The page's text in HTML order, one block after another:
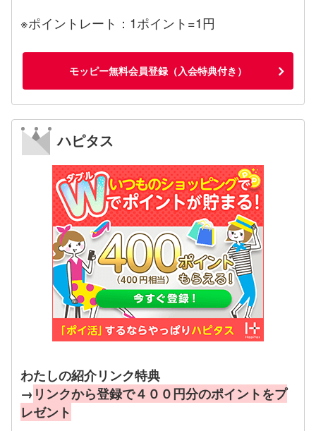
※ポイントレート：1ポイント=1円
モッピー無料会員登録（入会特典付き）
ハピタス
わたしの紹介リンク特典
→ リンクから登録で４００円分のポイントをプ
レゼント